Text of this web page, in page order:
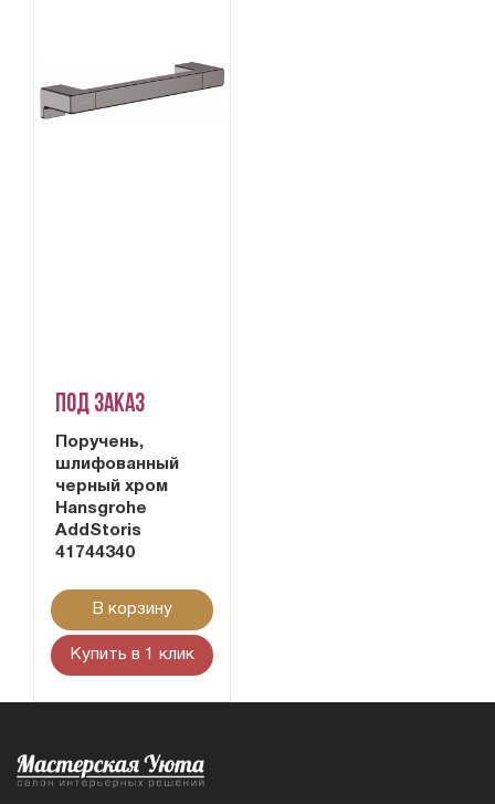
Под заказ
Поручень,
шлифованный
черный хром
Hansgrohe
AddStoris
41744340
В корзину
Купить в 1 клик